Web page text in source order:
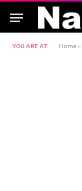
YOU ARE AT: Home »